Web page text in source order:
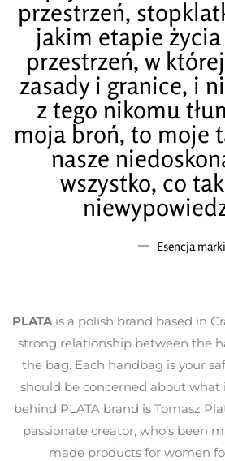
przestrzeń,
jakim etapie
przestrzeń, w
zasady i granice, i
z tego nikomu
moja broń, to moje
nasze
wszystko, co
Esencja marki
PLATAis a polish brand based in
strong relationship between the
the bag. Each handbag is your
should be concerned about what
behind PLATA brand is Tomasz
passionate creator, who’s been
made products for women